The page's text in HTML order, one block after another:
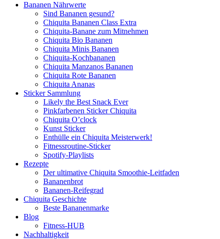
Bananen Nährwerte
Sind Bananen gesund?
Chiquita Bananen Class Extra
Chiquita-Banane zum Mitnehmen
Chiquita Bio Bananen
Chiquita Minis Bananen
Chiquita-Kochbananen
Chiquita Manzanos Bananen
Chiquita Rote Bananen
Chiquita Ananas
Sticker Sammlung
Likely the Best Snack Ever
Pinkfarbenen Sticker Chiquita
Chiquita O’clock
Kunst Sticker
Enthülle ein Chiquita Meisterwerk!
Fitnessroutine-Sticker
Spotify-Playlists
Rezepte
Der ultimative Chiquita Smoothie-Leitfaden
Bananenbrot
Bananen-Reifegrad
Chiquita Geschichte
Beste Bananenmarke
Blog
Fitness-HUB
Nachhaltigkeit